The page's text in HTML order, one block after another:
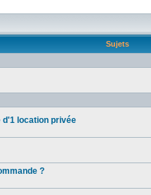
Sujets
d'1 location privée
?